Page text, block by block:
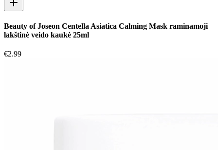
Beauty of Joseon Centella Asiatica Calming Mask raminamoji
lakštinė veido kaukė 25ml
€2.99